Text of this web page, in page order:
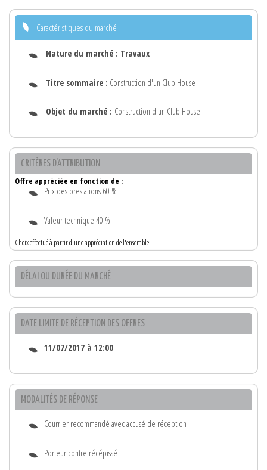
Caractéristiques du marché
Nature du marché : Travaux
Titre sommaire : Construction d'un Club House
Objet du marché : Construction d'un Club House
CRITÈRES D'ATTRIBUTION
Offre appréciée en fonction de :
Prix des prestations 60 %
Valeur technique 40 %
Choix effectué à partir d'une appréciation de l'ensemble
DÉLAI OU DURÉE DU MARCHÉ
DATE LIMITE DE RÉCEPTION DES OFFRES
11/07/2017 à 12:00
MODALITÉS DE RÉPONSE
Courrier recommandé avec accusé de réception
Porteur contre récépissé